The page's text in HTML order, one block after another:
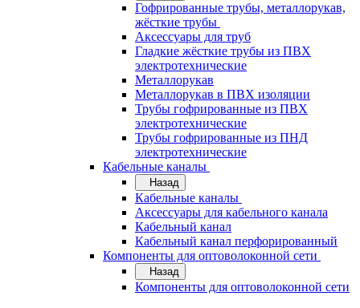
Гофрированные трубы, металлорукав,
жёсткие трубы
Аксессуары для труб
Гладкие жёсткие трубы из ПВХ
электротехнические
Металлорукав
Металлорукав в ПВХ изоляции
Трубы гофрированные из ПВХ
электротехнические
Трубы гофрированные из ПНД
электротехнические
Кабельные каналы
Назад
Кабельные каналы
Аксессуары для кабельного канала
Кабельный канал
Кабельный канал перфорированный
Компоненты для оптоволоконной сети
Назад
Компоненты для оптоволоконной сети